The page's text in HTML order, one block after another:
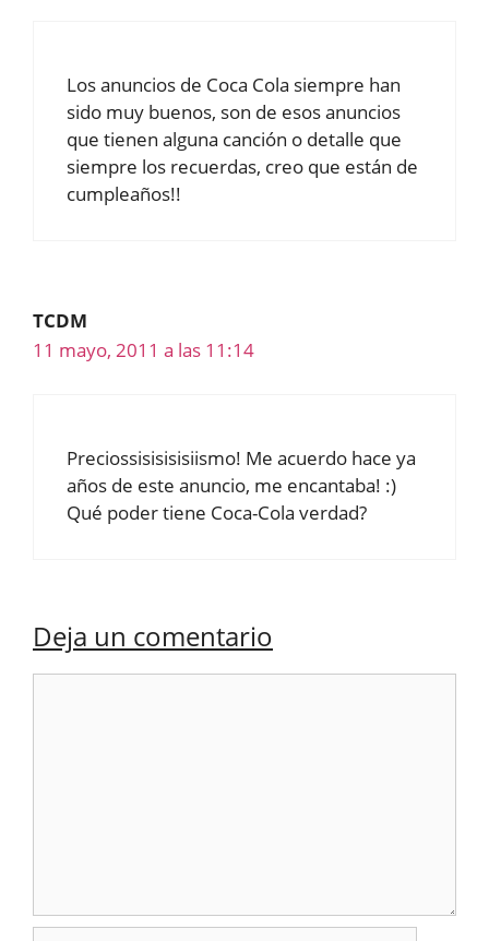
Los anuncios de Coca Cola siempre han
sido muy buenos, son de esos anuncios
que tienen alguna canción o detalle que
siempre los recuerdas, creo que están de
cumpleaños!!
TCDM
11 mayo, 2011 a las 11:14
Preciossisisisisiismo! Me acuerdo hace ya
años de este anuncio, me encantaba! :)
Qué poder tiene Coca-Cola verdad?
Deja un comentario